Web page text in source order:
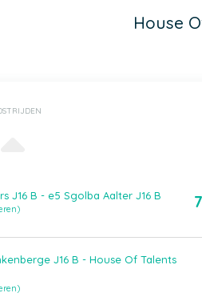
House
J16 B - e5 Sgolba Aalter J16 B
J16 B - House Of Talents